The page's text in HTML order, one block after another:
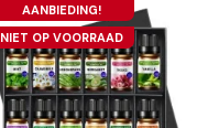
AANBIEDING!
NIET OP VOORRAAD